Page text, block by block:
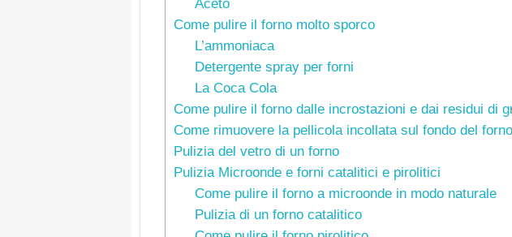
Aceto
Come pulire il forno molto sporco
L’ammoniaca
Detergente spray per forni
La Coca Cola
Come pulire il forno dalle incrostazioni e dai residui di
Come rimuovere la pellicola incollata sul fondo del forno
Pulizia del vetro di un forno
Pulizia Microonde e forni catalitici e pirolitici
Come pulire il forno a microonde in modo naturale
Pulizia di un forno catalitico